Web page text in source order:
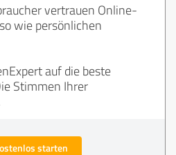
vertrauen Online-
wie persönlichen
auf die beste
Stimmen Ihrer
starten